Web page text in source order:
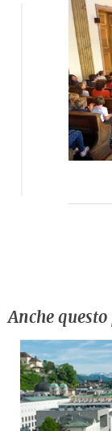
Anche